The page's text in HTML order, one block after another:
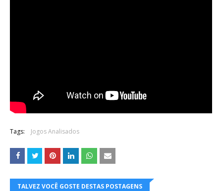
Tags: Jogos Analisados
TALVEZ VOCÊ GOSTE DESTAS POSTAGENS